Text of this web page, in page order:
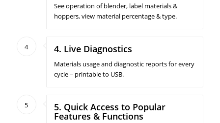
See operation of blender, label materials &
hoppers, view material percentage & type.
4 4. Live Diagnostics
Materials usage and diagnostic reports for every
cycle – printable to USB.
5 5. Quick Access to Popular
Features & Functions